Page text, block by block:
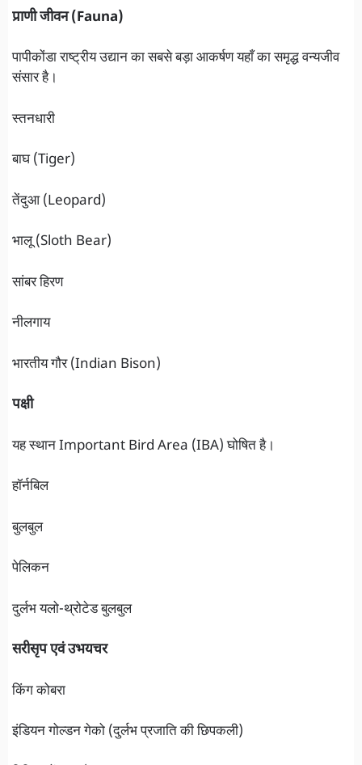
प्राणी जीवन (Fauna)
पापीकोंडा राष्ट्रीय उद्यान का सबसे बड़ा आकर्षण यहाँ का समृद्ध वन्यजीव
संसार है।
स्तनधारी
बाघ (Tiger)
तेंदुआ (Leopard)
भालू (Sloth Bear)
सांबर हिरण
नीलगाय
भारतीय गौर (Indian Bison)
पक्षी
यह स्थान Important Bird Area (IBA) घोषित है।
हॉर्नबिल
बुलबुल
पेलिकन
दुर्लभ यलो-थ्रोटेड बुलबुल
सरीसृप एवं उभयचर
किंग कोबरा
इंडियन गोल्डन गेको (दुर्लभ प्रजाति की छिपकली)